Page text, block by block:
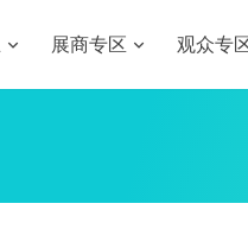
展商专区 观众专